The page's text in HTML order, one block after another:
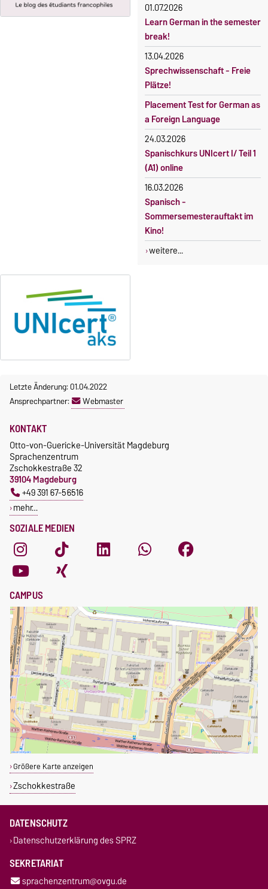
Oktober 2026.
Kursteilnahme nur nach
fristgerechter Online-
Anmeldung
Gebührenbefreiungen bei
curricularer Sprachausbildung
Gebührenbefreiung bei
Incomings
01.07.2026
Learn German in the semester
break!
13.04.2026
Sprechwissenschaft - Freie
Plätze!
Placement Test for German as
a Foreign Language
24.03.2026
Spanischkurs UNIcert I/ Teil 1
(A1) online
16.03.2026
Spanisch -
Sommersemesterauftakt im
Kino!
weitere...
Letzte Änderung: 01.04.2022
Ansprechpartner:
Webmaster
SOZIALE MEDIEN
KONTAKT
Otto-von-Guericke-Universität Magdeburg
Sprachenzentrum
Zschokkestraße 32
39104 Magdeburg
+49 391 67-56516
mehr…
CAMPUS
Größere Karte anzeigen
Zschokkestraße
DATENSCHUTZ
Datenschutzerklärung des SPRZ
SEKRETARIAT
sprachenzentrum@ovgu.de